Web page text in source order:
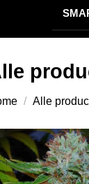
/ Alle